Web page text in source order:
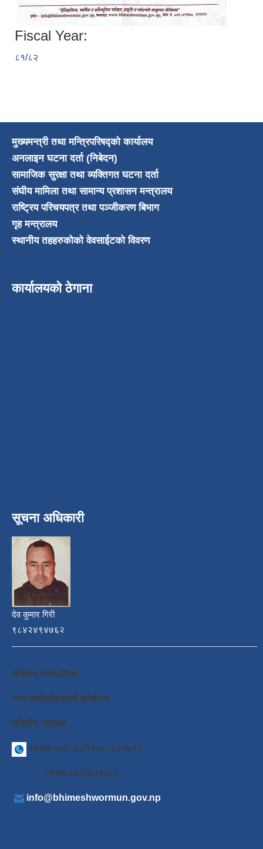
Fiscal Year:
८१/८२
मुख्यमन्त्री तथा मन्त्रिपरिषद्को कार्यालय
अनलाइन घटना दर्ता (निबेदन)
सामाजिक सुरक्षा तथा व्यक्तिगत घटना दर्ता
संघीय मामिला तथा सामान्य प्रशासन मन्त्रालय
राष्ट्रिय परिचयपत्र तथा पञ्जीकरण बिभाग
गृह मन्त्रालय
स्थानीय तहहरुकोको वेवसाईटको विवरण
कार्यालयको ठेगाना
सूचना अधिकारी
देव कुमार गिरी
९८४२४९४७६२
भीमेश्वर नगरपालिका
नगर कार्यपालिकाको कार्यालय
चरिकोट, दोलखा
+९७७-०४९ -४२११००, ४२१४९१
+९७७-०४९-४२१३८१
info@bhimeshwormun.gov.np